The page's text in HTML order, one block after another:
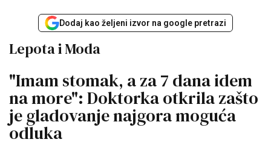
Dodaj kao željeni izvor na google pretrazi
Lepota i Moda
"Imam stomak, a za 7 dana idem
na more": Doktorka otkrila zašto
je gladovanje najgora moguća
odluka